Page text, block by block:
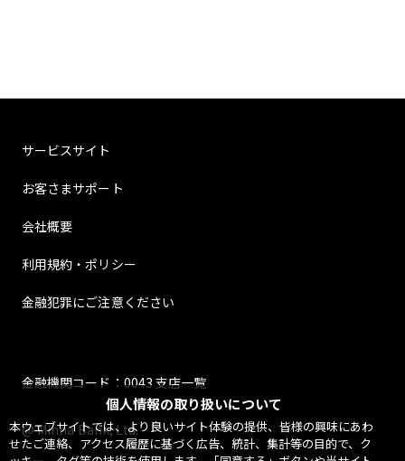
個人情報の取り扱いについて
本ウェブサイトでは、より良いサイト体験の提供、皆様の興味にあわ
せたご連絡、アクセス履歴に基づく広告、統計、集計等の目的で、ク
サービスサイト
お客さまサポート
会社概要
利用規約・ポリシー
金融犯罪にご注意ください
金融機関コード：0043 支店一覧
@ Minna Bank, Ltd.